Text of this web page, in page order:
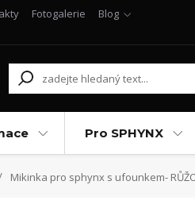
Fotogalerie Blog
Pro SPHYNX
Mikinka pro sphynx s ufounkem-